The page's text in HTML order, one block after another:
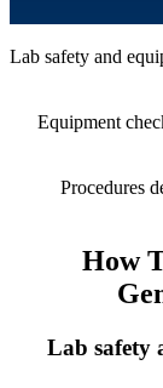
Lab safety and
Equipment
Procedures
How
Lab safety